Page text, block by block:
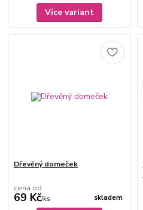
Více variant
Dřevěný domeček
cena od
69 Kč/ks skladem